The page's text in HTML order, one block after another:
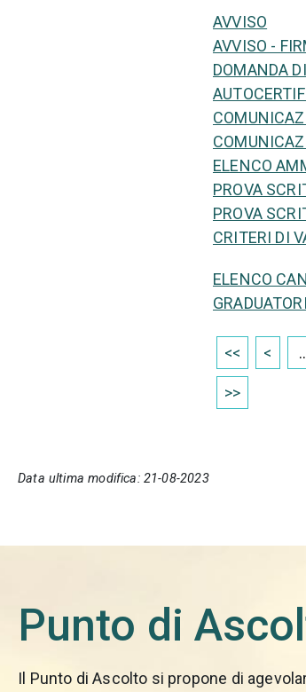
AVVISO
AVVISO -
DOMANDA
ELENCO
PROVA
PROVA
CRITERI DI
ELENCO
<< <
>>
Data ultima modifica: 21-08-2023
Punto di
Il Punto di Ascolto si propone di